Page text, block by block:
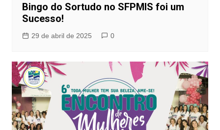
Bingo do Sortudo no SFPMIS foi um
Sucesso!
29 de abril de 2025 0